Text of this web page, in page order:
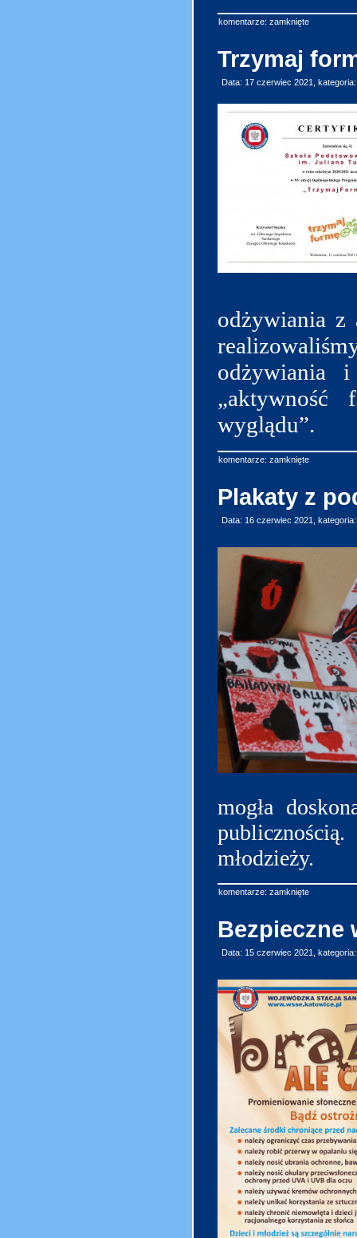
komentarze: zamknięte
Trzymaj
Data: 17 czerwiec 2021,
odżywiania z
odżywiania
„aktywność
wyglądu”.
komentarze: zamknięte
Plakaty z
Data: 16 czerwiec 2021,
mogła
młodzieży.
komentarze: zamknięte
Bezpieczne
Data: 15 czerwiec 2021,